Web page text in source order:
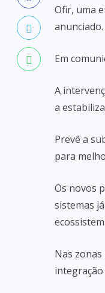
Ofir, uma
anunciado.
Em
A
a
Prevê a
para
Os novos
sistemas
Nas
integração